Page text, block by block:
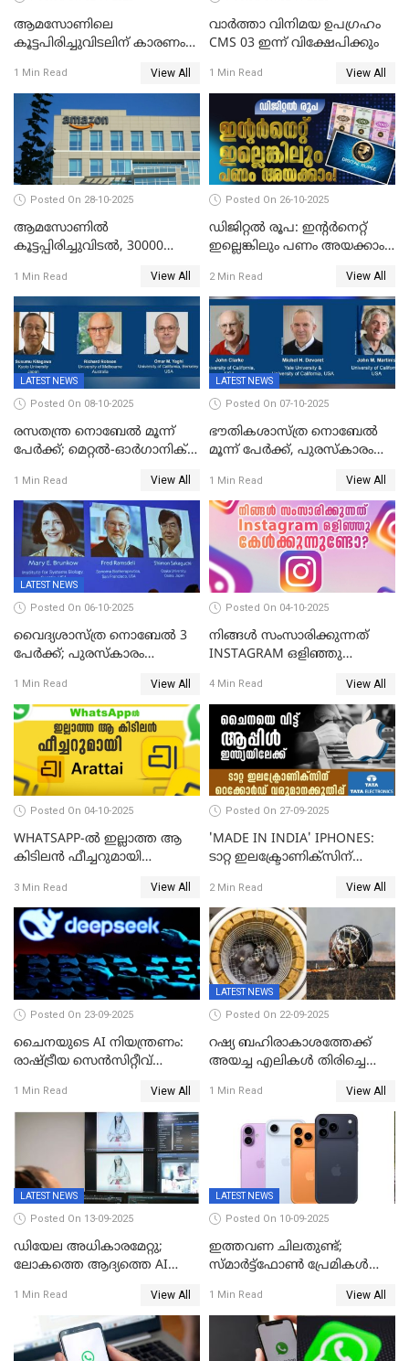
ആമസോണിലെ
കൂട്ടപിരിച്ചുവിടലിന് കാരണം
വെളിപ്പെടുത്തലുമായി CEO
ആന്റി ജാസി
1 Min Read View All
വാര്‍ത്താ വിനിമയ ഉപഗ്രഹം
CMS 03 ഇന്ന് വിക്ഷേപിക്കും
1 Min Read View All
Posted On 28-10-2025
ആമസോണില്‍
കൂട്ടപ്പിരിച്ചുവിടല്‍, 30000
1 Min Read View All
Posted On 26-10-2025
ഡിജിറ്റൽ രൂപ: ഇന്റർനെറ്റ്
ഇല്ലെങ്കിലും പണം അയക്കാം!
IN MALAYALAM
2 Min Read View All
LATEST NEWS
Posted On 08-10-2025
രസതന്ത്ര നൊബേല്‍ മൂന്ന്
പേർക്ക്; മെറ്റൽ-ഓർഗാനിക്
വികസനത്തിന്' നൽകിയ
സംഭാവനകൾക്ക് പുരസ്‍കാരം
1 Min Read View All
LATEST NEWS
Posted On 07-10-2025
ഭൗതികശാസ്ത്ര നൊബേല്‍
മൂന്ന് പേർക്ക്, പുരസ്‌കാരം
ഗവേഷണത്തിന്
1 Min Read View All
LATEST NEWS
Posted On 06-10-2025
വൈദ്യശാസ്ത്ര നൊബേൽ 3
പേർക്ക്; പുരസ്കാരം
ബന്ധപ്പെട്ട ഗവേഷണത്തിന്
1 Min Read View All
Posted On 04-10-2025
നിങ്ങൾ സംസാരിക്കുന്നത്
INSTAGRAM ഒളിഞ്ഞു
ഇതാണ്!
4 Min Read View All
Posted On 04-10-2025
WHATSAPP-ൽ ഇല്ലാത്ത ആ
കിടിലൻ ഫീച്ചറുമായി
3 Min Read View All
Posted On 27-09-2025
'MADE IN INDIA' IPHONES:
ടാറ്റ ഇലക്ട്രോണിക്സിന്
2 Min Read View All
Posted On 23-09-2025
ചൈനയുടെ AI നിയന്ത്രണം:
രാഷ്ട്രീയ സെൻസിറ്റീവ്
ഡീപ് സീക്ക്-ആർ1-സേഫ്
1 Min Read View All
LATEST NEWS
Posted On 22-09-2025
റഷ്യ ബഹിരാകാശത്തേക്ക്‌
അയച്ച എലികൾ തിരിച്ചെത്തി;
ജീവനോടെ എത്തിയവ 75
1 Min Read View All
LATEST NEWS
Posted On 13-09-2025
ഡിയേല അധികാരമേറ്റു;
ലോകത്തെ ആദ്യത്തെ AI
വേണ്ട, കൈക്കൂലി വാങ്ങില്ല;
'ആരും കൊതിച്ചുപോകും
ഇങ്ങനെയൊരു ക്യാബിനറ്റ്
മന്ത്രിയെ
1 Min Read View All
LATEST NEWS
Posted On 10-09-2025
ഇത്തവണ ചിലതുണ്ട്;
സ്മാർട്ട്ഫോൺ പ്രേമികൾക്ക്
പക്ഷേ വിലയോ..; ഐഫോൺ
17 സീരീസ് ഫോണുകള്‍
അവതരിപ്പിച്ചു
1 Min Read View All